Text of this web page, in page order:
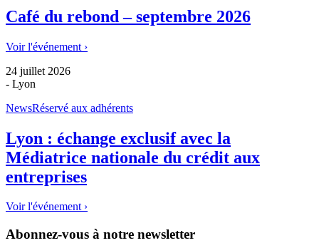
Café du rebond – septembre 2026
Voir l'événement ›
24 juillet 2026
- Lyon
NewsRéservé aux adhérents
Lyon : échange exclusif avec la
Médiatrice nationale du crédit aux
entreprises
Voir l'événement ›
Abonnez-vous à notre newsletter